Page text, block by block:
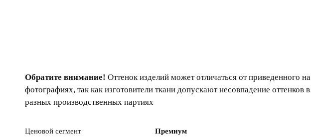
Обратите внимание! Оттенок изделий может отличаться от приведенного на
фотографиях, так как изготовители ткани допускают несовпадение оттенков в
разных производственных партиях
Ценовой сегмент Премиум